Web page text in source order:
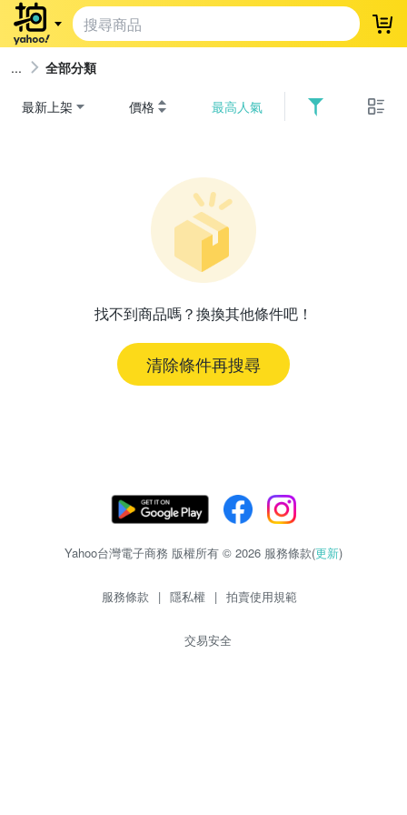
登
全部分類
最新上架 價格 最高人氣
找不到商品嗎？換換其他條件吧！
清除條件再搜尋
Yahoo台灣電子商務 版權所有 © 2026 服務條款(更新)
服務條款 | 隱私權 | 拍賣使用規範
交易安全